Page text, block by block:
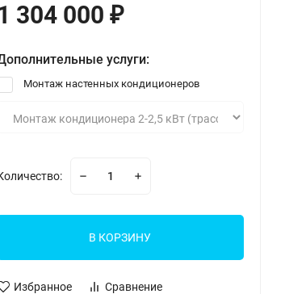
304 000 ₽
услуги:
Монтаж настенных кондиционеров
В КОРЗИНУ
Избранное Сравнение